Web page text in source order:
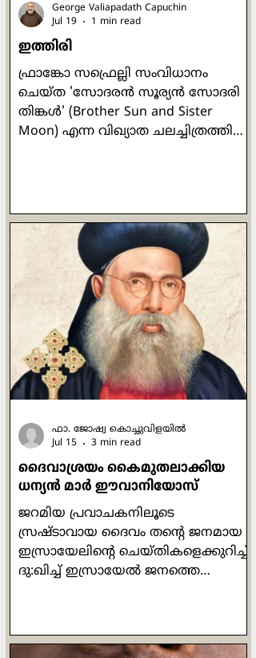
ഇത്തിരി
ഫ്രാങ്കോ സഫ്രെല്ലി സംവിധാനം
ചെയ്ത 'സോദരൻ സൂര്യൻ സോദരി
തിങ്കൾ' (Brother Sun and Sister
Moon) എന്ന വിഖ്യാത ചലച്ചിത്രത്തിൽ
സാവധാനത്തിലും ഉറപ്പായും
പണിയുക. ചെറുതുടക്കങ്ങൾ വൻ
ലക്ഷ്യങ്ങൾ: ഹൃദ്യമായ പ്രവൃത്തികൾ
നിർമ്മലമായി വളരുന്നു' എന്നും
മറ്റുമാണ് അതിൻ്റെ ലളിതമായ
വരികൾ. ഏറ്റവും ചുരുങ്ങിയത് രണ്ടു
തവണയെങ്കിലും യേശു പുളിപ്പ് എന്ന
രൂപകം ഉപയോഗിക്കുന്നുണ്ട്. പക്ഷേ
രണ്ടിടത്തും രണ്
George Valiapadath Capuchin
Jul 19
1 min read
ദൈവാശ്രയം കൈമുതലാക്കിയ
ധന്യന്‍ മാര്‍ ഈവാനിയോസ്
ജറമിയ പ്രവാചകനിലൂടെ
സ്രഷ്ടാവായ ദൈവം തന്‍റെ ജനമായ
ഇസ്രായേലിന്‍റെ ചെയ്തികളെക്കുറിച്ച്
ദു:ഖിച്ച് ഇസ്രായേല്‍ ജനത്തെ
ഭവനവും എന്നോട്
ഫാ. ജോഷ്വ കൊച്ചുവിളയില്‍
Jul 15
3 min read